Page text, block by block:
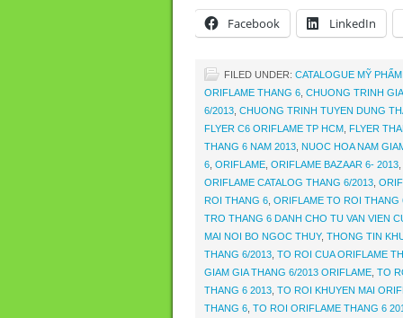
Facebook LinkedIn
FILED UNDER: CATALOGUE MỸ
ORIFLAME THANG 6 CHUONG TRINH
6/2013 CHUONG TRINH TUYEN DUNG
FLYER C6 ORIFLAME TP HCM FLYER
THANG 6 NAM 2013 NUOC HOA NAM
6 ORIFLAME ORIFLAME BAZAAR 6- 2013
ORIFLAME CATALOG THANG 6/2013
ROI THANG 6 ORIFLAME TO ROI THANG
TRO THANG 6 DANH CHO TU VAN VIEN
MAI NOI BO NGOC THUY, THONG TIN
THANG 6/2013 TO ROI CUA ORIFLAME
GIAM GIA THANG 6/2013 ORIFLAME TO
THANG 6 2013 TO ROI KHUYEN MAI
THANG 6 TO ROI ORIFLAME THANG 6